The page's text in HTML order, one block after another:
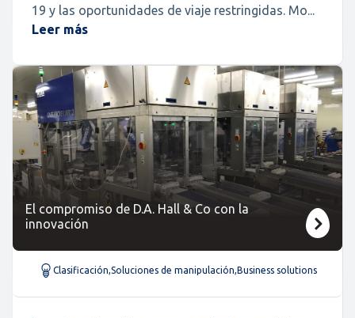
19 y las oportunidades de viaje restringidas. Mo...
Leer más
El compromiso de D.A. Hall & Co con la
innovación
Clasificación,Soluciones de manipulación,Business solutions